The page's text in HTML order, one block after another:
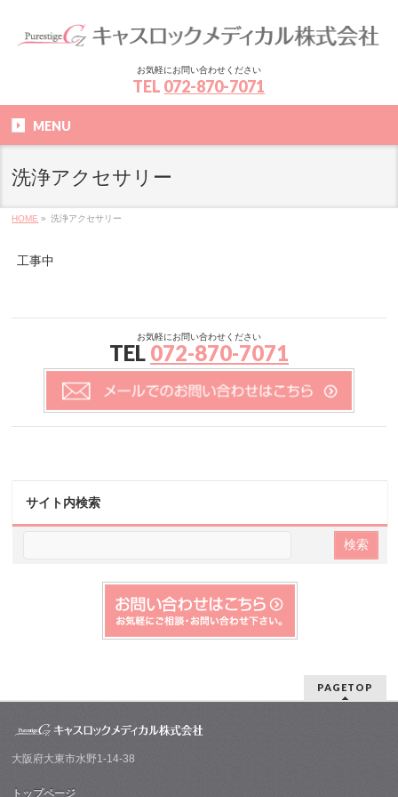
お気軽にお問い合わせください
TEL 072-870-7071
MENU
洗浄アクセサリー
HOME » 洗浄アクセサリー
工事中
お気軽にお問い合わせください
TEL 072-870-7071
サイト内検索
PAGETOP
大阪府大東市水野1-14-38
トップページ